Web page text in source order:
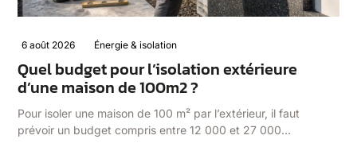
6 août 2026 Énergie & isolation
Quel budget pour l’isolation extérieure
d’une maison de 100m2 ?
Pour isoler une maison de 100 m² par l’extérieur, il faut
prévoir un budget compris entre 12 000 et 27 000…